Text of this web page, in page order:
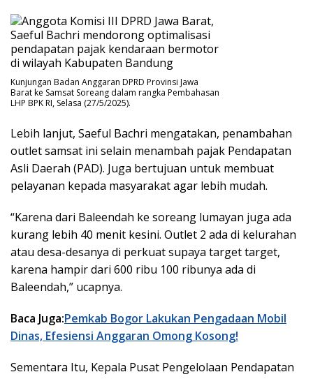
Kunjungan Badan Anggaran DPRD Provinsi Jawa
Barat ke Samsat Soreang dalam rangka Pembahasan
LHP BPK RI, Selasa (27/5/2025).
Lebih lanjut, Saeful Bachri mengatakan, penambahan
outlet samsat ini selain menambah pajak Pendapatan
Asli Daerah (PAD). Juga bertujuan untuk membuat
pelayanan kepada masyarakat agar lebih mudah.
“Karena dari Baleendah ke soreang lumayan juga ada
kurang lebih 40 menit kesini. Outlet 2 ada di kelurahan
atau desa-desanya di perkuat supaya target target,
karena hampir dari 600 ribu 100 ribunya ada di
Baleendah,” ucapnya.
Baca Juga:Pemkab Bogor Lakukan Pengadaan Mobil
Dinas, Efesiensi Anggaran Omong Kosong!
Sementara Itu, Kepala Pusat Pengelolaan Pendapatan